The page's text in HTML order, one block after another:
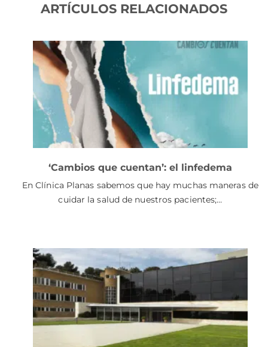
ARTÍCULOS RELACIONADOS
‘Cambios que cuentan’: el linfedema
En Clínica Planas sabemos que hay muchas maneras de
cuidar la salud de nuestros pacientes;…